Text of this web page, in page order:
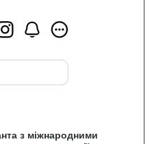
з міжнародними